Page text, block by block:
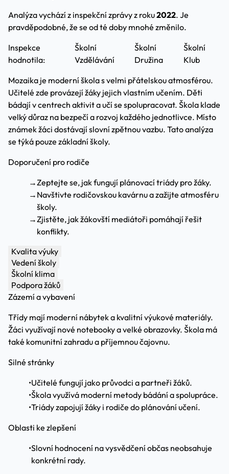
Analýza vychází z inspekční zprávy z roku2022. Je
pravděpodobné, že se od té doby mnohé změnilo.
Inspekce
hodnotila:
Školní
Vzdělávání
Školní
Družina
Školní
Klub
Mozaika je moderní škola s velmi přátelskou atmosférou.
Učitelé zde provázejí žáky jejich vlastním učením. Děti
bádají v centrech aktivit a učí se spolupracovat. Škola klade
velký důraz na bezpečí a rozvoj každého jednotlivce. Místo
známek žáci dostávají slovní zpětnou vazbu. Tato analýza
se týká pouze základní školy.
Doporučení pro rodiče
→Zeptejte se, jak fungují plánovací triády pro žáky.
→ Navštivte rodičovskou kavárnu a zažijte atmosféru
školy.
→Zjistěte, jak žákovští mediátoři pomáhají řešit
konflikty.
Kvalita výuky
Vedení školy
Školní klima
Podpora žáků
Zázemí a vybavení
Třídy mají moderní nábytek a kvalitní výukové materiály.
Žáci využívají nové notebooky a velké obrazovky. Škola má
také komunitní zahradu a příjemnou čajovnu.
Silné stránky
•Učitelé fungují jako průvodci a partneři žáků.
•Škola využívá moderní metody bádání a spolupráce.
•Triády zapojují žáky i rodiče do plánování učení.
Oblasti ke zlepšení
•Slovní hodnocení na vysvědčení občas neobsahuje
konkrétní rady.